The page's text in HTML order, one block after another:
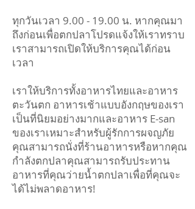
ทุกวันเวลา 9.00 - 19.00 น. หากคุณมา
ถึงก่อนเพื่อตกปลาโปรดแจ้งให้เราทราบ
เราสามารถเปิดให้บริการคุณได้ก่อน
เวลา
เราให้บริการทั้งอาหารไทยและอาหาร
ตะวันตก อาหารเช้าแบบอังกฤษของเรา
เป็นที่นิยมอย่างมากและอาหาร E-san
ของเราเหมาะสำหรับผู้รักการผจญภัย
คุณสามารถนั่งที่ร้านอาหารหรือหากคุณ
กำลังตกปลาคุณสามารถรับประทาน
อาหารที่คุณว่ายน้ำตกปลาเพื่อที่คุณจะ
ได้ไม่พลาดอาหาร!